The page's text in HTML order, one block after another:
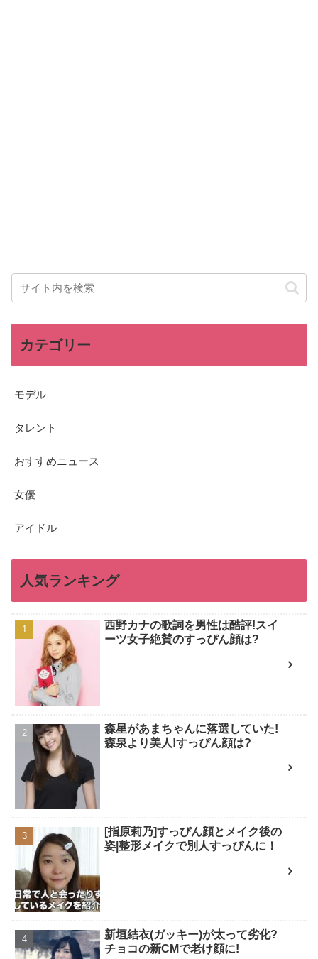
カテゴリー
モデル
タレント
おすすめニュース
女優
アイドル
人気ランキング
西野カナの歌詞を男性は酷評!スイ
ーツ女子絶賛のすっぴん顔は?
森星があまちゃんに落選していた!
森泉より美人!すっぴん顔は?
[指原莉乃]すっぴん顔とメイク後の
姿|整形メイクで別人すっぴんに！
新垣結衣(ガッキー)が太って劣化?
チョコの新CMで老け顔に!